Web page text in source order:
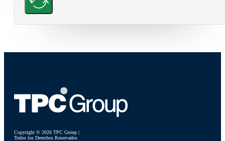
Copyright © 2026 TPC Group |
Todos los Derechos Reservados